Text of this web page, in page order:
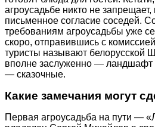
агроусадьбе никто не запрещает,
письменное согласие соседей.
требованиям агроусадьбы уже
скоро, отправившись с
туристы называют белорусской
вполне заслуженно — ландшафт
— сказочные.
Какие замечания могут
Первая агроусадьба на пути —